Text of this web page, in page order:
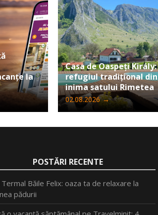
la
Casa de Oaspeți Király:
refugiul tradițional din
inima satului Rimetea
02.08.2026 →
POSTĂRI RECENTE
Băile Felix: oaza ta de relaxare la
pădurii